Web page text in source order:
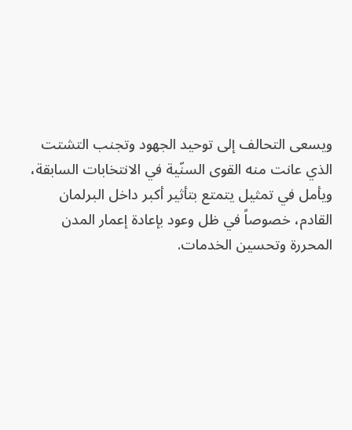
ويسعى التحالف إلى توحيد الجهود وتجنب التشتت
الذي عانت منه القوى السنّية في الانتخابات السابقة،
ويأمل في تمثيل يتمتع بتأثير أكبر داخل البرلمان
القادم، خصوصاً في ظل وعود بإعادة إعمار المدن
المحررة وتحسين الخدمات.